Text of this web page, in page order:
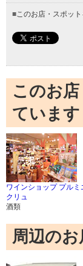
■このお店・スポッ
このお
ています
ワインショップ プルミ
クリュ
酒類
周辺のお